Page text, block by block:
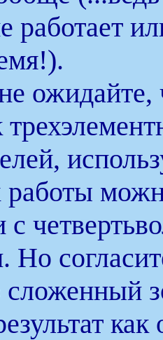
работает
ожидайте,
работы
Но